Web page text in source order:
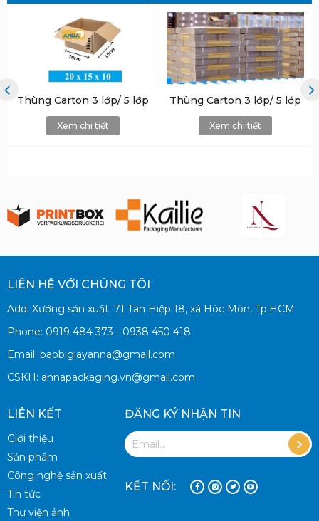
Thùng Carton 3 lớp/ 5 lớp
Xem chi tiết
Thùng Carton 3 lớp/ 5 lớp
Xem chi tiết
LIÊN HỆ VỚI CHÚNG TÔI
Add: Xưởng sản xuất: 71 Tân Hiệp 18, xã Hóc Môn, Tp.HCM
Phone: 0919 484 373 - 0938 450 418
Email: baobigiayanna@gmail.com
CSKH: annapackaging.vn@gmail.com
LIÊN KẾT
Giới thiệu
Sản phẩm
Công nghệ sản xuất
Tin tức
Thư viện ảnh
ĐĂNG KÝ NHẬN TIN
KẾT NỐI: